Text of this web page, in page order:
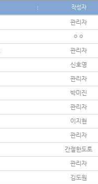
작성자
관리자
ㅇㅇ
관리자
신호영
관리자
박미진
관리자
이지현
관리자
간절한도토
관리자
김도원